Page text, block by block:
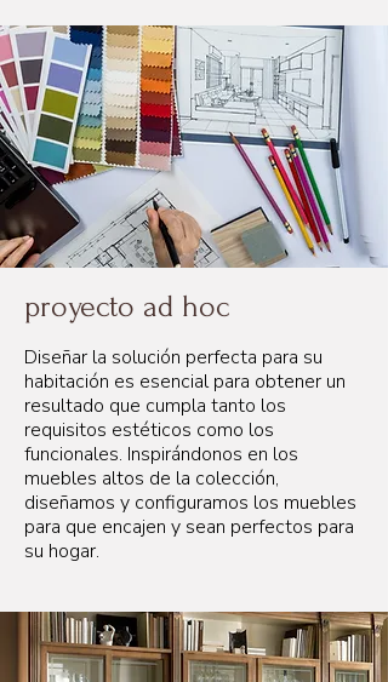
proyecto ad hoc
Diseñar la solución perfecta para su
habitación es esencial para obtener un
resultado que cumpla tanto los
requisitos estéticos como los
funcionales. Inspirándonos en los
muebles altos de la colección,
diseñamos y configuramos los muebles
para que encajen y sean perfectos para
su hogar.